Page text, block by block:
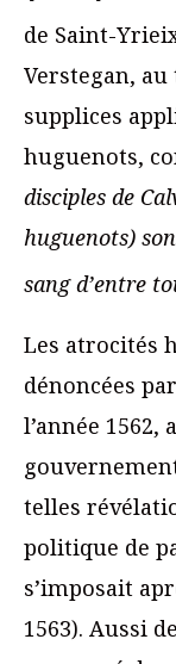
de Saint-
Verstegan,
supplices
huguenots,
disciples de
huguenots)
sang d’entre
Les atrocités
dénoncées
l’année
telles
politique de
s’imposait
1563). Aussi